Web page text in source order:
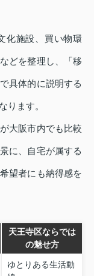
化施設、買い物環
どを整理し、「移
具体的に説明する
ります。
大阪市内でも比較
に、自宅が属する
望者にも納得感を
天王寺区ならでは
の魅せ方
ゆとりある生活動